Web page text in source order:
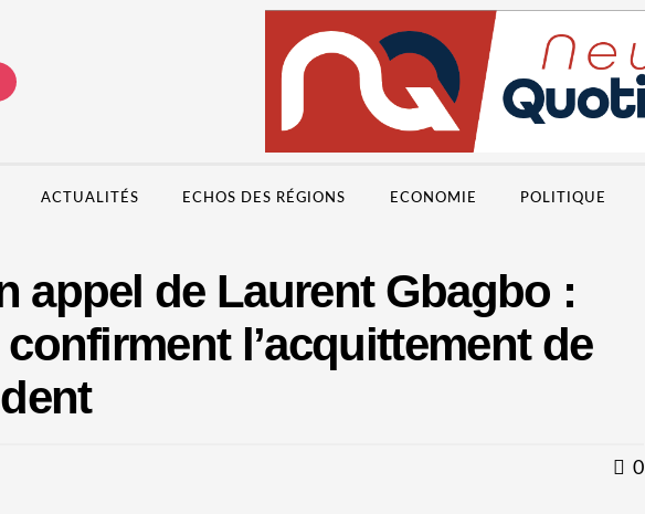
ACTUALITÉS ECHOS DES RÉGIONS ECONOMIE POLITIQUE
appel de Laurent Gbagbo :
l’acquittement de
0